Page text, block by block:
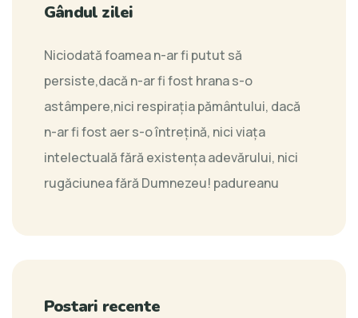
Gândul zilei
Niciodată foamea n-ar fi putut să
persiste,dacă n-ar fi fost hrana s-o
astâmpere,nici respiraţia pământului, dacă
n-ar fi fost aer s-o întreţină, nici viaţa
intelectuală fără existenţa adevărului, nici
rugăciunea fără Dumnezeu! padureanu
Postari recente